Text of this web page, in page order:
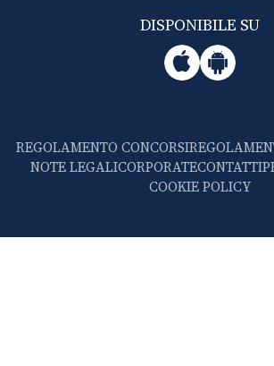
DISPONIBILE SU
REGOLAMENTO CONCORSI
NOTE LEGALICORPORATECONTATTI
COOKIE POLICY